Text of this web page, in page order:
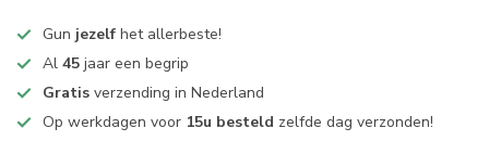
Gun jezelf het allerbeste!
Al 45 jaar een begrip
Gratis verzending in Nederland
Op werkdagen voor 15u besteld zelfde dag verzonden!